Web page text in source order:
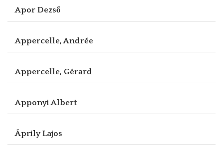
Apor Dezső
Appercelle, Andrée
Appercelle, Gérard
Apponyi Albert
Áprily Lajos